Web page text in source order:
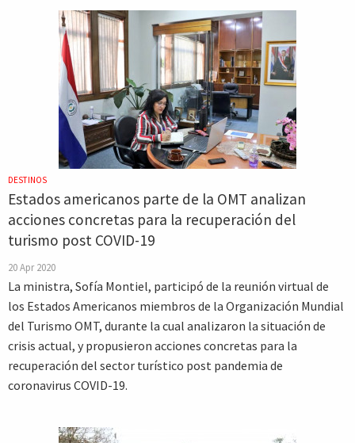
DESTINOS
Estados americanos parte de la OMT analizan
acciones concretas para la recuperación del
turismo post COVID-19
20 Apr 2020
La ministra, Sofía Montiel, participó de la reunión virtual de
los Estados Americanos miembros de la Organización Mundial
del Turismo OMT, durante la cual analizaron la situación de
crisis actual, y propusieron acciones concretas para la
recuperación del sector turístico post pandemia de
coronavirus COVID-19.